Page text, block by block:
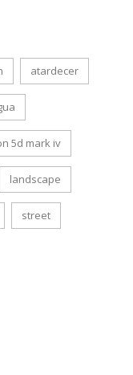
atardecer
5d mark iv
landscape
street